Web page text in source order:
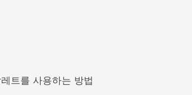
트를 사용하는 방법